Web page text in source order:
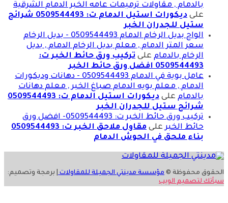
بالدمام , مقاولات ترميمات عامه الخبر الدمام الشرقية
على
ديكورات استيل الدمام ت: 0509544493 شرائح
ستيل للجدران الخبر
الواح بديل الرخام الدمام 0509544493 - بديل الرخام
سعر المتر الدمام , معلم بديل الرخام الدمام , بديل
الرخام بالدمام على تركيب ورق حائط الخبر ت:
0509544493 افضل ورق حائط الخبر
عامل بوية في الدمام 0509544493 - دهانات وديكورات
الدمام , معلم بويه الدمام صباغ الخبر , معلم دهانات
بالدمام على
ديكورات استيل الدمام ت: 0509544493
شرائح ستيل للجدران الخبر
تركيب ورق حائط الخبر ت: 0509544493- افضل ورق
حائط الخبرعلى
مقاول ملاحق الخبر ت: 0509544493
بناء ملحق في الحوش الدمام
الحقوق محفوظة © مؤسسة مدينتي الجميلة للمقاولات | برمجة وتصميم:
سبأتك لتصميم الويب